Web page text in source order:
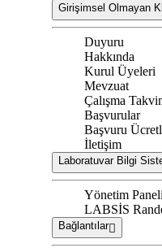
Girişimsel Olmayan
Duyuru
Hakkında
Kurul Üyeleri
Mevzuat
Çalışma
Başvurular
Başvuru
İletişim
Laboratuvar Bilgi
Yönetim Paneli
LABSİS
Bağlantılar